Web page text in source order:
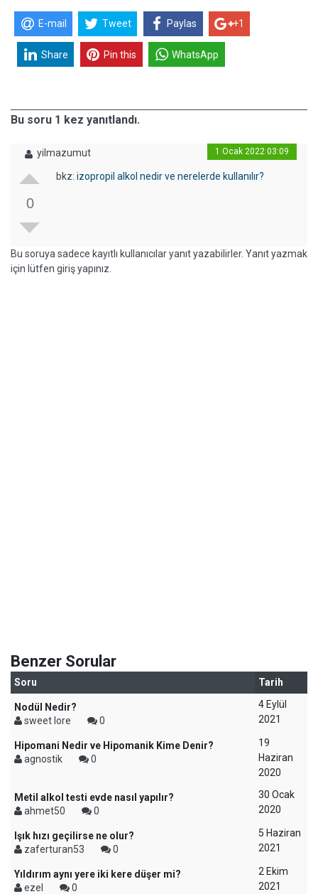
E-mail Tweet Paylas +1
Share Pin this WhatsApp
Bu soru 1 kez yanıtlandı.
yilmazumut 1 Ocak 2022 03:09
0
bkz: izopropil alkol nedir ve nerelerde kullanılır?
Bu soruya sadece kayıtlı kullanıcılar yanıt yazabilirler. Yanıt yazmak
için lütfen giriş yapınız.
Benzer Sorular
Soru Tarih
Nodül Nedir?
sweet lore
0
4 Eylül
2021
Hipomani Nedir ve Hipomanik Kime Denir?
agnostik
0
19
Haziran
2020
Metil alkol testi evde nasıl yapılır?
ahmet50
0
30 Ocak
2020
Işık hızı geçilirse ne olur?
zaferturan53
0
5 Haziran
2021
Yıldırım aynı yere iki kere düşer mi?
ezel
0
2 Ekim
2021